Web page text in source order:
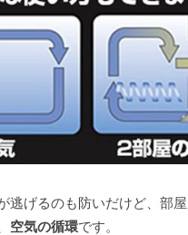
逃げるのも防いだけど、部
空気の循環です。